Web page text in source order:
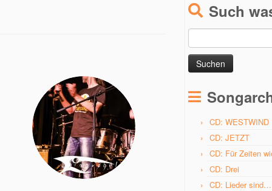
Such
nach:
CD: WESTWIND
CD: JETZT
CD: Für Zeiten
CD: Drei
CD: Lieder sind…